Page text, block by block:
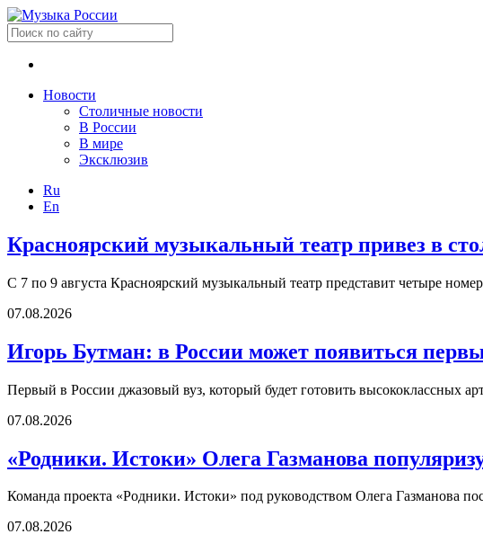
Новости
Столичные новости
В России
В мире
Эксклюзив
Ru
En
Красноярский музыкальный театр привез в
С 7 по 9 августа Красноярский музыкальный театр представит четыре
07.08.2026
Игорь Бутман: в России может появиться
Первый в России джазовый вуз, который будет готовить высококлассных
07.08.2026
«Родники. Истоки» Олега Газманова
Команда проекта «Родники. Истоки» под руководством Олега Газманова
07.08.2026